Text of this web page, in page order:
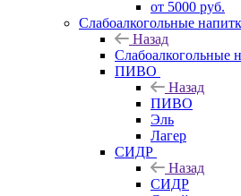
от 5000 руб.
Слабоалкогольные
Назад
Слабоалкогольные
ПИВО
Назад
ПИВО
Эль
Лагер
СИДР
Назад
СИДР